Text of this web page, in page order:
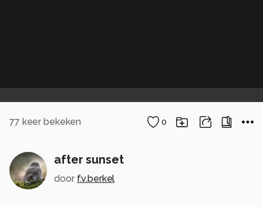
77 keer bekeken 0
after sunset
door f.v.berkel